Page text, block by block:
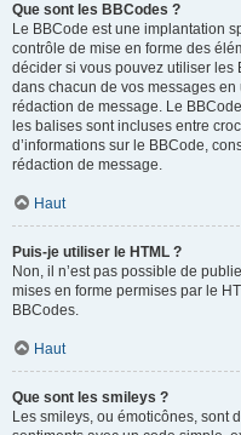
Que sont les BBCodes ?
Le BBCode est une implantation
contrôle de mise en forme des
décider si vous pouvez utiliser les
dans chacun de vos messages
rédaction de message. Le
les balises sont incluses entre
d’informations sur le BBCode,
rédaction de message.
Haut
Puis-je utiliser le HTML ?
Non, il n’est pas possible de
mises en forme permises par le
BBCodes.
Haut
Que sont les smileys ?
Les smileys, ou émoticônes, sont